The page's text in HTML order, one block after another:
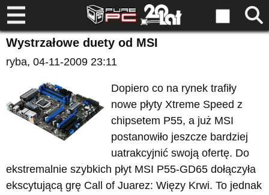
Wystrzałowe duety od MSI
ryba, 04-11-2009 23:11
Dopiero co na rynek trafiły
nowe płyty Xtreme Speed z
chipsetem P55, a już MSI
postanowiło jeszcze bardziej
uatrakcyjnić swoją ofertę. Do
ekstremalnie szybkich płyt MSI P55-GD65 dołączyła
ekscytującą grę Call of Juarez: Więzy Krwi. To jednak